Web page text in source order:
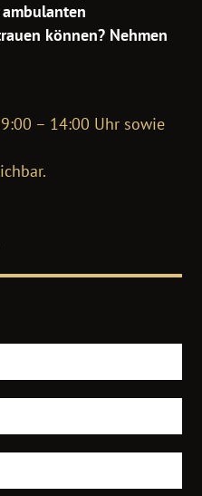
können? Nehmen
– 14:00 Uhr sowie